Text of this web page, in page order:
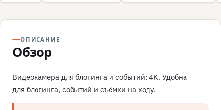
ОПИСАНИЕ
Обзор
Видеокамера для блогинга и событий: 4K. Удобна
для блогинга, событий и съёмки на ходу.